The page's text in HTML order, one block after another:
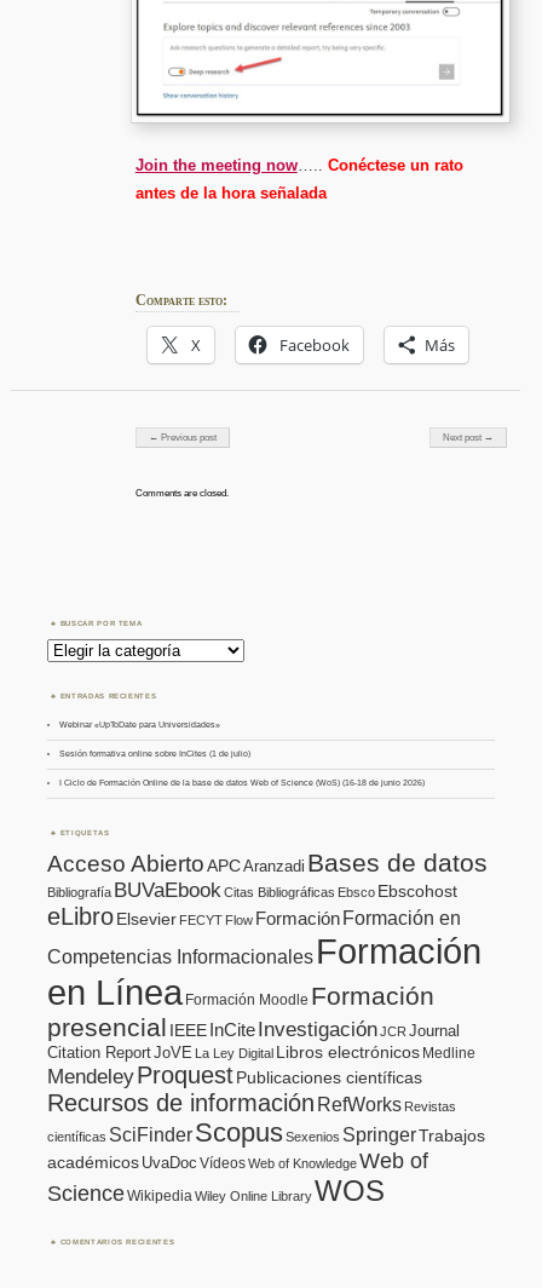
Join the meeting now….. Conéctese un rato
antes de la hora señalada
Comparte esto:
X Facebook Más
← Previous post Next post →
Comments are closed.
BUSCAR POR TEMA
Buscar
por
Tema
ENTRADAS RECIENTES
Webinar «UpToDate para Universidades»
Sesión formativa online sobre InCites (1 de julio)
I Ciclo de Formación Online de la base de datos Web of Science (WoS) (16-18 de junio 2026)
ETIQUETAS
Acceso AbiertoAPCAranzadi Bases de datos
Bibliografía BUVaEbook Citas Bibliográficas Ebsco Ebscohost
eLibroElsevier FECYT Flow FormaciónFormación en
Competencias Informacionales Formación
en Línea Formación Moodle Formación
presencial IEEE InCiteInvestigaciónJCR Journal
Citation ReportJoVE La Ley Digital Libros electrónicos Medline
MendeleyProquestPublicaciones científicas
Recursos de información RefWorks Revistas
científicas SciFinderScopusSexenios SpringerTrabajos
académicos UvaDoc VídeosWeb of KnowledgeWeb of
ScienceWikipedia Wiley Online LibraryWOS
COMENTARIOS RECIENTES